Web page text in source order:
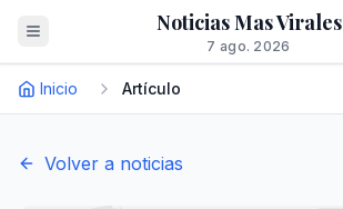
Noticias Mas Virales
7 ago. 2026
Inicio Artículo
Volver a noticias